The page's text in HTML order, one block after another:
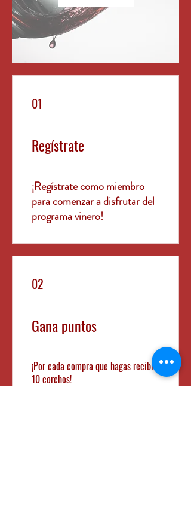
01
Regístrate
¡Regístrate como miembro
para comenzar a disfrutar del
programa vinero!
02
Gana puntos
¡Por cada compra que hagas recibí
10 corchos!